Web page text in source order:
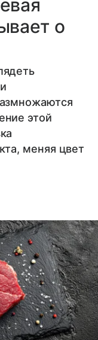
о
этой
меняя цвет